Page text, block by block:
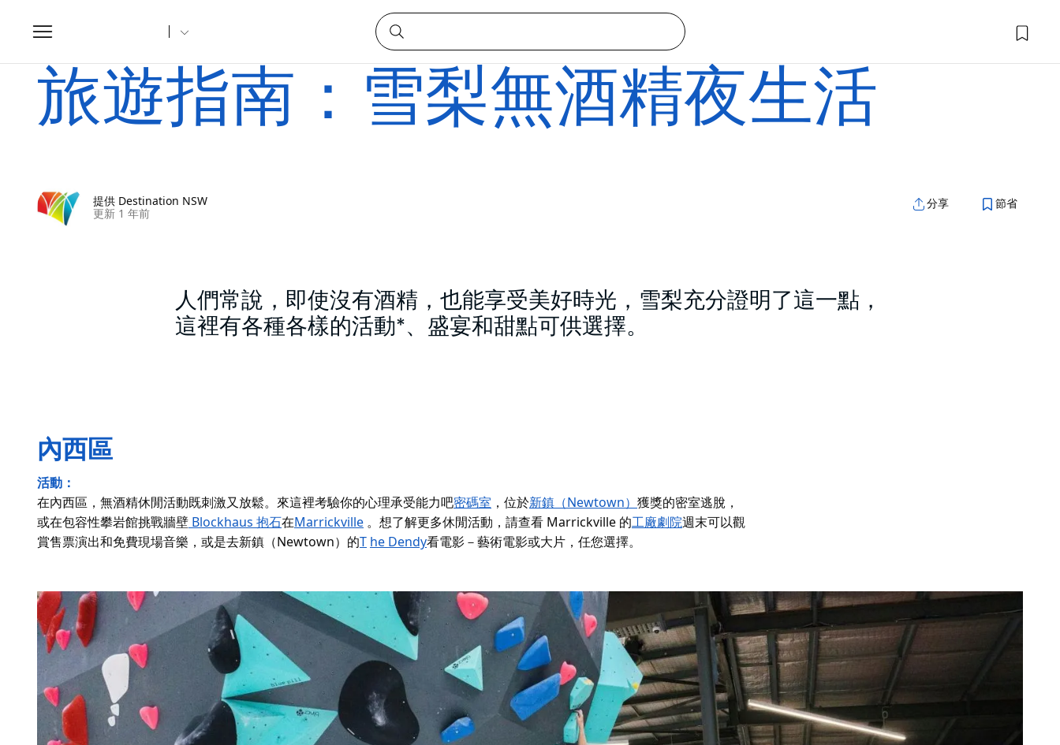
Toggle
navigation
旅遊指南：雪梨無酒精夜生活
提供 Destination NSW
更新 1 年前
分享 節省
人們常說，即使沒有酒精，也能享受美好時光，雪梨充分證明了這一點，
這裡有各種各樣的活動*、盛宴和甜點可供選擇。
內西區
活動：
在內西區，無酒精休閒活動既刺激又放鬆。來這裡考驗你的心理承受能力吧密碼室 ，位於新鎮（Newtown） 獲獎的密室逃脫 ，
或在包容性攀岩館挑戰牆壁 Blockhaus 抱石在Marrickville 。想了解更多休閒活動，請查看 Marrickville 的工廠劇院週末可以觀
賞售票演出和免費現場音樂，或是去新鎮（Newtown）的T he Dendy看電影－藝術電影或大片，任您選擇。